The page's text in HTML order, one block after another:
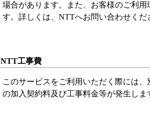
場合があります。また、お客様のご利
す。詳しくは、NTTへお問い合わせくだ
NTT工事費
このサービスをご利用いただく際には
の加入契約料及び工事料金等が発生しま